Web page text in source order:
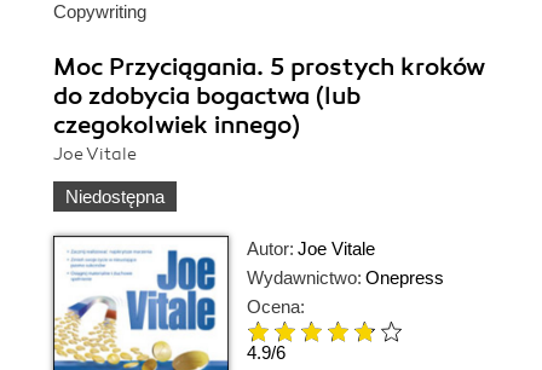
Copywriting
Moc Przyciągania. 5 prostych kroków
do zdobycia bogactwa (lub
czegokolwiek innego)
Joe Vitale
Niedostępna
Autor: Joe Vitale
Wydawnictwo: Onepress
Ocena:
4.9/6